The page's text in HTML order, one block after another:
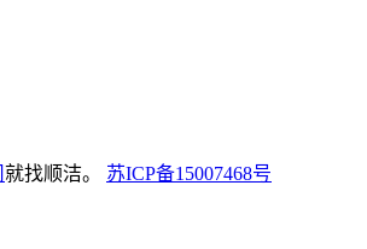
就找顺洁。 苏ICP备15007468号